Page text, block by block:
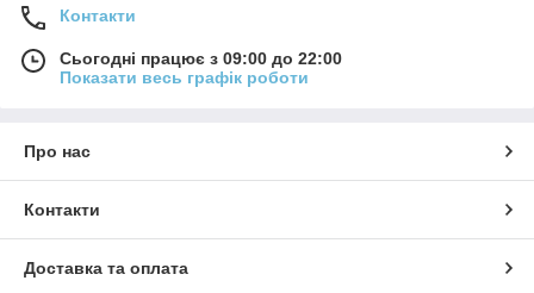
Контакти
Сьогодні працює з 09:00 до 22:00
Показати весь графік роботи
Про нас
Контакти
Доставка та оплата